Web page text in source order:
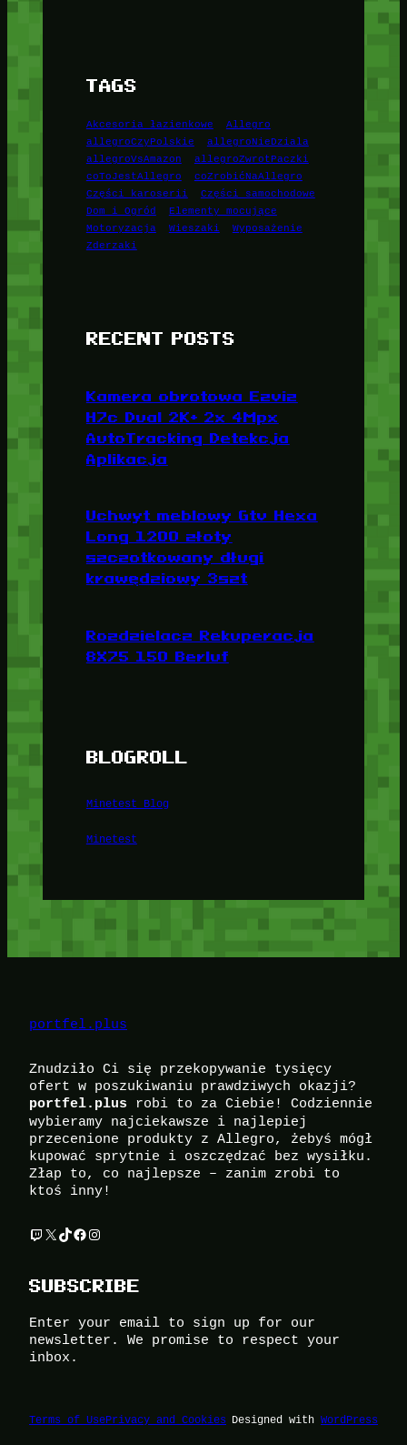
TAGS
Akcesoria łazienkowe
Allegro
allegroCzyPolskie
allegroNieDziala
allegroVsAmazon
allegroZwrotPaczki
coToJestAllegro
coZrobićNaAllegro
Części karoserii
Części samochodowe
Dom i Ogród
Elementy mocujące
Motoryzacja
Wieszaki
Wyposażenie
Zderzaki
RECENT POSTS
Kamera obrotowa Ezviz
H7c Dual 2K+ 2x 4Mpx
AutoTracking Detekcja
Aplikacja
Uchwyt meblowy Gtv Hexa
Long 1200 złoty
szczotkowany długi
krawędziowy 3szt
Rozdzielacz Rekuperacja
8X75 150 Berluf
BLOGROLL
Minetest Blog
Minetest
portfel.plus
Znudziło Ci się przekopywanie tysięcy
ofert w poszukiwaniu prawdziwych okazji?
portfel.plus robi to za Ciebie! Codziennie
wybieramy najciekawsze i najlepiej
przecenione produkty z Allegro, żebyś mógł
kupować sprytnie i oszczędzać bez wysiłku.
Złap to, co najlepsze – zanim zrobi to
ktoś inny!
Twitch X TikTok Facebook Instagram
SUBSCRIBE
Enter your email to sign up for our
newsletter. We promise to respect your
inbox.
Terms of UsePrivacy and Cookies Designed with WordPress